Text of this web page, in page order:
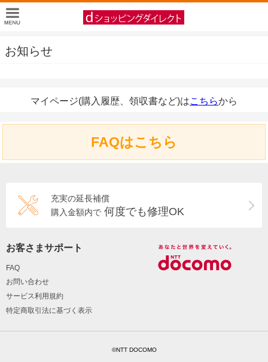
お知らせ
マイページ(購入履歴、領収書など)はこちらから
FAQはこちら
充実の延長補償
購入金額内で 何度でも修理OK
お客さまサポート
FAQ
お問い合わせ
サービス利用規約
特定商取引法に基づく表示
©NTT DOCOMO